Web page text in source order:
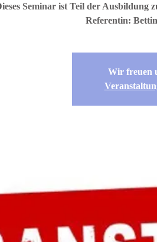
Seminar ist Teil der Ausbildung
Referentin:
Wir freuen